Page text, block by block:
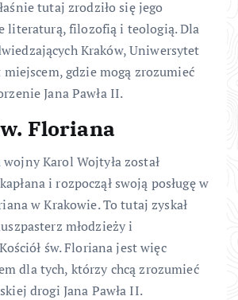
tutaj zrodziło się jego
literaturą, filozofią i teologią. Dla
Kraków, Uniwersytet
gdzie mogą zrozumieć
Jana Pawła II.
Floriana
Karol Wojtyła został
i rozpoczął swoją posługę w
w Krakowie. To tutaj zyskał
młodzieży i
św. Floriana jest więc
dla tych, którzy chcą zrozumieć
drogi Jana Pawła II.